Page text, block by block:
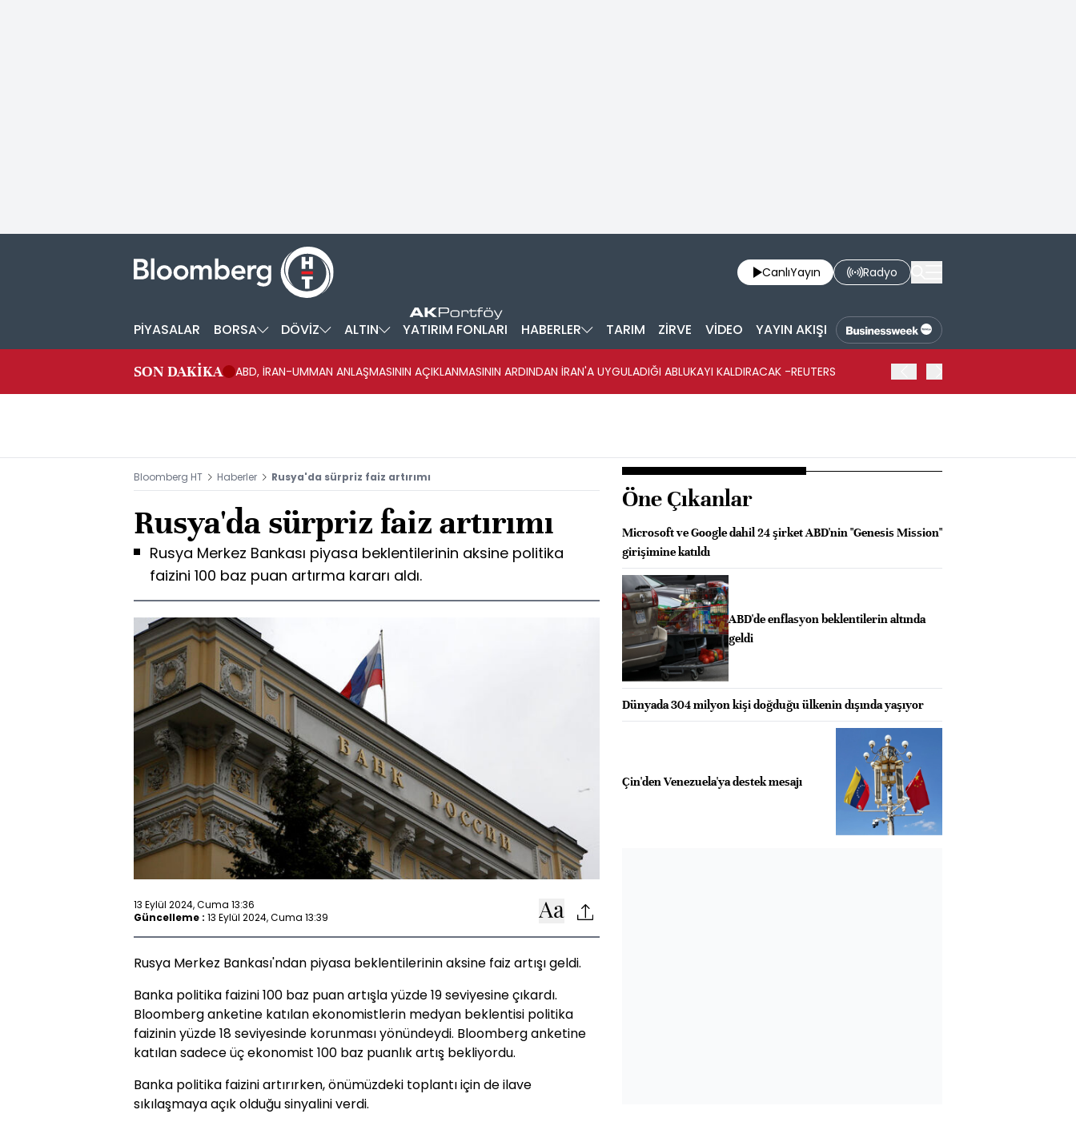
CanlıYayın Radyo
PİYASALAR BORSA DÖVİZ ALTIN YATIRIM FONLARI HABERLER TARIM ZİRVE VİDEO YAYIN AKIŞI
SON DAKİKA ABD, İRAN-UMMAN ANLAŞMASININ AÇIKLANMASININ ARDINDAN İRAN'A UYGULADIĞI ABLUKAYI KALDIRACAK -REUTERS
Bloomberg HT Haberler Rusya'da sürpriz faiz artırımı
Rusya'da sürpriz faiz artırımı
Rusya Merkez Bankası piyasa beklentilerinin aksine politika
faizini 100 baz puan artırma kararı aldı.
13 Eylül 2024, Cuma 13:36
Güncelleme : 13 Eylül 2024, Cuma 13:39
Rusya Merkez Bankası'ndan piyasa beklentilerinin aksine faiz artışı geldi.
Banka politika faizini 100 baz puan artışla yüzde 19 seviyesine çıkardı.
Bloomberg anketine katılan ekonomistlerin medyan beklentisi politika
faizinin yüzde 18 seviyesinde korunması yönündeydi. Bloomberg anketine
katılan sadece üç ekonomist 100 baz puanlık artış bekliyordu.
Banka politika faizini artırırken, önümüzdeki toplantı için de ilave
sıkılaşmaya açık olduğu sinyalini verdi.
Öne Çıkanlar
Microsoft ve Google dahil 24 şirket ABD'nin "Genesis Mission"
girişimine katıldı
ABD'de enflasyon beklentilerin altında
geldi
Dünyada 304 milyon kişi doğduğu ülkenin dışında yaşıyor
Çin'den Venezuela'ya destek mesajı